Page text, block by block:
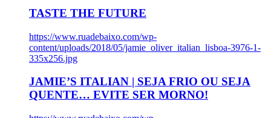
TASTE THE FUTURE
https://www.ruadebaixo.com/wp-
content/uploads/2018/05/jamie_oliver_italian_lisboa-3976-1-
335x256.jpg
JAMIE’S ITALIAN | SEJA FRIO OU SEJA
QUENTE… EVITE SER MORNO!